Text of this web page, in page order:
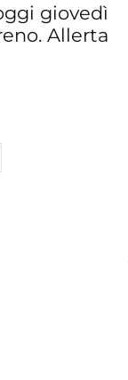
giovedì
Allerta